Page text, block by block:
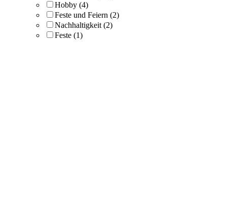
Hobby (4)
Feste und Feiern (2)
Nachhaltigkeit (2)
Feste (1)